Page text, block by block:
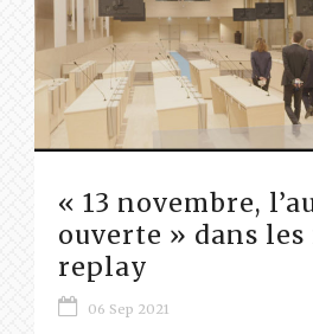
« 13 novembre,
ouverte » dans les
replay
06 Sep 2021